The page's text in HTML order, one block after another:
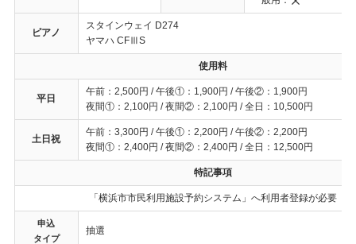
ピアノ
スタインウェイ D274
ヤマハ CFⅢS
使用料
平日
午前：2,500円 / 午後①：1,900円 / 午後②：1,900円
夜間①：2,100円 / 夜間②：2,100円 / 全日：10,500円
土日祝
午前：3,300円 / 午後①：2,200円 / 午後②：2,200円
夜間①：2,400円 / 夜間②：2,400円 / 全日：12,500円
特記事項
「横浜市市民利用施設予約システム」へ利用者登録が必要
申込
タイプ
抽選